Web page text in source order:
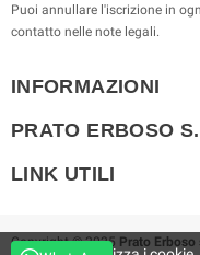
Puoi annullare l'iscrizione in
contatto nelle note legali.
INFORMAZIONI
PRATO ERBOSO
LINK UTILI
Copyright © 2025 Prato Erboso